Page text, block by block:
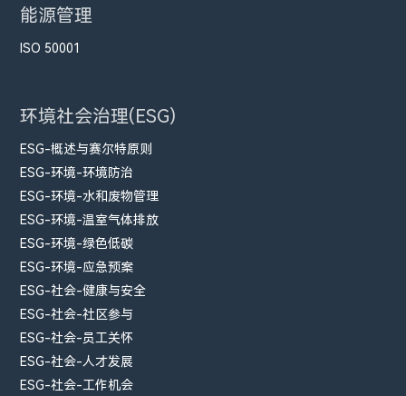
能源管理
ISO 50001
环境社会治理(ESG)
ESG-概述与赛尔特原则
ESG-环境-环境防治
ESG-环境-水和废物管理
ESG-环境-温室气体排放
ESG-环境-绿色低碳
ESG-环境-应急预案
ESG-社会-健康与安全
ESG-社会-社区参与
ESG-社会-员工关怀
ESG-社会-人才发展
ESG-社会-工作机会